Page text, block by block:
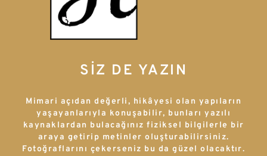
SİZ DE YAZIN
Mimari açıdan değerli, hikâyesi olan yapıların
yaşayanlarıyla konuşabilir, bunları yazılı
kaynaklardan bulacağınız fiziksel bilgilerle bir
araya getirip metinler oluşturabilirsiniz.
Fotoğraflarını çekerseniz bu da güzel olacaktır.